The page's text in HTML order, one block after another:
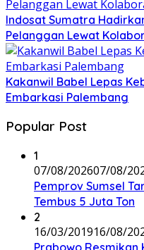
Indosat Sumatra
Pelanggan Lewat
Kakanwil Babel Lepas
Embarkasi Palembang
Popular Post
1
07/08/202607/08/
Pemprov Sumsel
Tembus 5 Juta Ton
2
16/03/201916/08/
Prabowo Resmikan